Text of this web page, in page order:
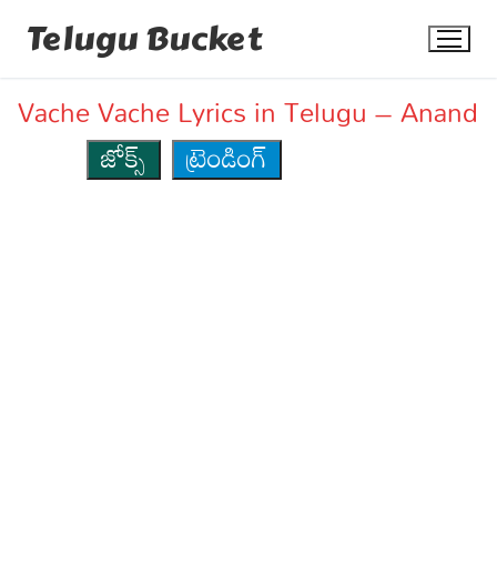
Telugu Bucket
Vache Vache Lyrics in Telugu – Anand
జోక్స్
ట్రెండింగ్